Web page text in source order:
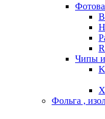
Чипы
Фольга ,